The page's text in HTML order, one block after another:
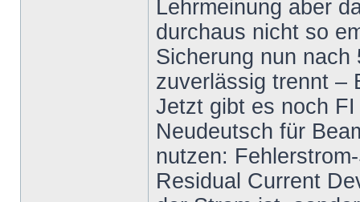
Lehrmeinung aber
durchaus nicht so
Sicherung nun nach
zuverlässig trennt –
Jetzt gibt es noch FI
Neudeutsch für
nutzen:
Residual Current